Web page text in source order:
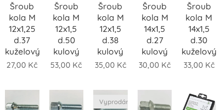
Šroub
kola M
12x1,25
d.37
kuželový
27,00 Kč
Šroub
kola M
12x1,5
d.50
kulový
53,00 Kč
Šroub
kola M
12x1,5
d.38
kulový
35,00 Kč
Šroub
kola M
14x1,5
d.27
kulový
30,00 Kč
Šroub
kola M
14x1,5
d.30
kuželový
33,00 Kč
Vyprodáno